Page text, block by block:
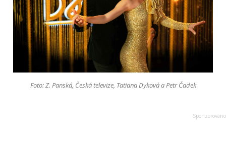
Foto: Z. Panská, Česká televize, Tatiana Dyková a Petr Čadek